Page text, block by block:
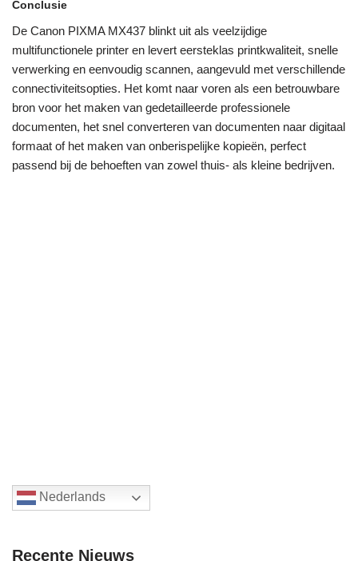
Conclusie
De Canon PIXMA MX437 blinkt uit als veelzijdige
multifunctionele printer en levert eersteklas printkwaliteit, snelle
verwerking en eenvoudig scannen, aangevuld met verschillende
connectiviteitsopties. Het komt naar voren als een betrouwbare
bron voor het maken van gedetailleerde professionele
documenten, het snel converteren van documenten naar digitaal
formaat of het maken van onberispelijke kopieën, perfect
passend bij de behoeften van zowel thuis- als kleine bedrijven.
Nederlands
Recente Nieuws